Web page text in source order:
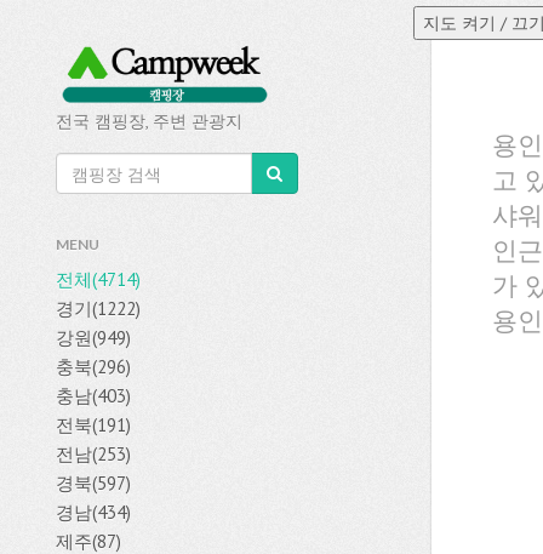
전국 캠핑장, 주변 관광지
MENU
전체(4714)
경기(1222)
강원(949)
충북(296)
충남(403)
전북(191)
전남(253)
경북(597)
경남(434)
제주(87)
용
고
샤
인
가
용